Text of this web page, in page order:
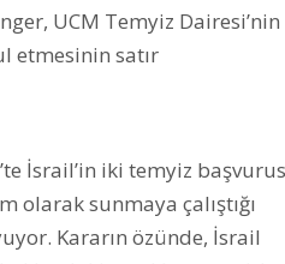
UCM Temyiz Dairesi’nin
etmesinin satır
İsrail’in iki temyiz
olarak sunmaya çalıştığı
Kararın özünde, İsrail